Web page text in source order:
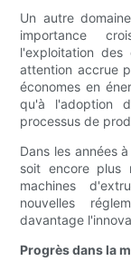
Un autre
importance
l'exploitation des
attention accrue
économes en
qu'à l'adoption
processus de
Dans les années
soit encore plus
machines
nouvelles
davantage
Progrès dans la